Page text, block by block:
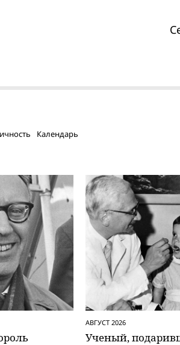
Календарь
АВГУСТ 2026
Ученый,